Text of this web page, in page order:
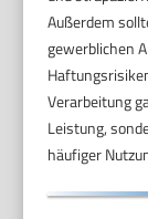
Außerdem
gewerblichen
Verarbeitung
Leistung,
häufiger